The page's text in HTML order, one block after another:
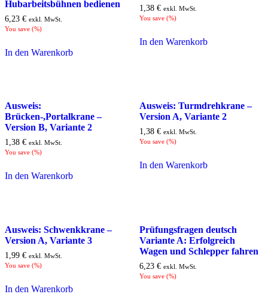
Hubarbeitsbühnen bedienen
6,23 € exkl. MwSt.
You save (%)
In den Warenkorb
1,38 € exkl. MwSt.
You save (%)
In den Warenkorb
Ausweis:
Brücken-,Portalkrane –
Version B, Variante 2
1,38 € exkl. MwSt.
You save (%)
In den Warenkorb
Ausweis: Turmdrehkrane –
Version A, Variante 2
1,38 € exkl. MwSt.
You save (%)
In den Warenkorb
Ausweis: Schwenkkrane –
Version A, Variante 3
1,99 € exkl. MwSt.
You save (%)
In den Warenkorb
Prüfungsfragen deutsch
Variante A: Erfolgreich
Wagen und Schlepper fahren
6,23 € exkl. MwSt.
You save (%)